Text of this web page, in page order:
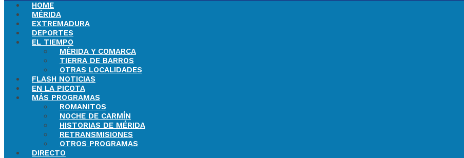
HOME
MÉRIDA
EXTREMADURA
DEPORTES
EL TIEMPO
MÉRIDA Y COMARCA
TIERRA DE BARROS
OTRAS LOCALIDADES
FLASH NOTICIAS
EN LA PICOTA
MÁS PROGRAMAS
ROMANITOS
NOCHE DE CARMÍN
HISTORIAS DE MÉRIDA
RETRANSMISIONES
OTROS PROGRAMAS
DIRECTO